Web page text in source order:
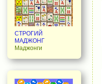
СТРОГИЙ
МАДЖОНГ
Маджонги